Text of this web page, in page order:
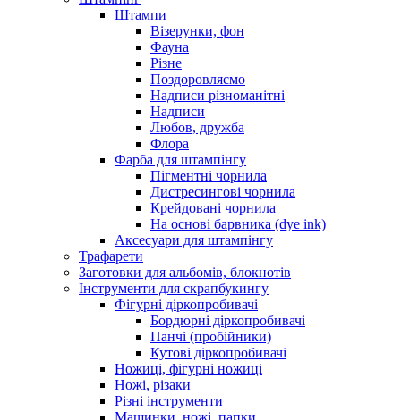
Штампи
Візерунки, фон
Фауна
Різне
Поздоровляємо
Надписи різноманітні
Надписи
Любов, дружба
Флора
Фарба для штампінгу
Пігментні чорнила
Дистресингові чорнила
Крейдовані чорнила
На основі барвника (dye ink)
Аксесуари для штампінгу
Трафарети
Заготовки для альбомів, блокнотів
Інструменти для скрапбукингу
Фігурні діркопробивачі
Бордюрні діркопробивачі
Панчі (пробійники)
Кутові діркопробивачі
Ножиці, фігурні ножиці
Ножі, різаки
Різні інструменти
Машинки, ножі, папки